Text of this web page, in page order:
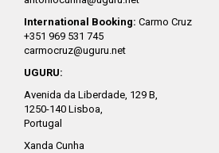
International Booking: Carmo Cruz
+351 969 531 745
carmocruz@uguru.net
UGURU:
Avenida da Liberdade, 129 B,
1250-140 Lisboa,
Portugal
Xanda Cunha